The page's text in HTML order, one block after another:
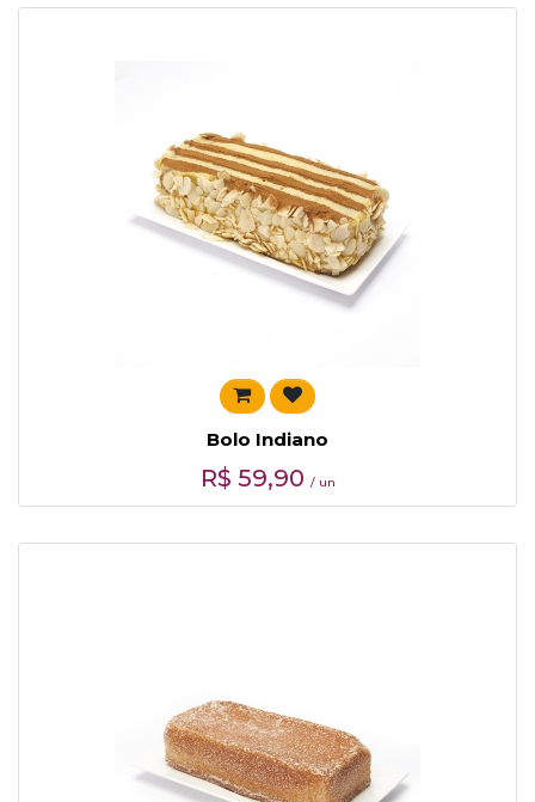
Bolo Indiano
R$ 59,90 / un